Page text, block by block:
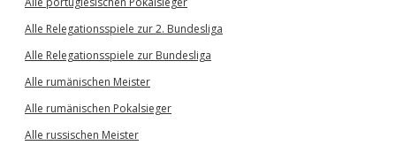
Alle Relegationsspiele zur 2. Bundesliga
Alle Relegationsspiele zur Bundesliga
Alle rumänischen Meister
Alle rumänischen Pokalsieger
Alle russischen Meister